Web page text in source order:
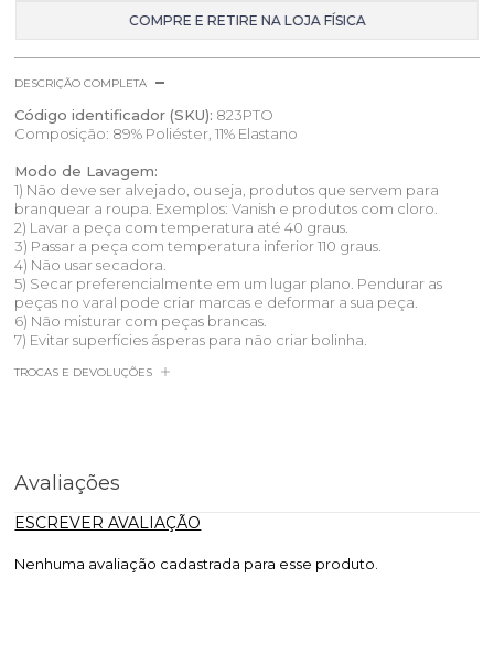
COMPRE E RETIRE NA LOJA FÍSICA
DESCRIÇÃO COMPLETA
Código identificador (SKU): 823PTO
Composição: 89% Poliéster, 11% Elastano
Modo de Lavagem:
1) Não deve ser alvejado, ou seja, produtos que servem para
branquear a roupa. Exemplos: Vanish e produtos com cloro.
2) Lavar a peça com temperatura até 40 graus.
3) Passar a peça com temperatura inferior 110 graus.
4) Não usar secadora.
5) Secar preferencialmente em um lugar plano. Pendurar as
peças no varal pode criar marcas e deformar a sua peça.
6) Não misturar com peças brancas.
7) Evitar superfícies ásperas para não criar bolinha.
TROCAS E DEVOLUÇÕES
Avaliações
ESCREVER AVALIAÇÃO
Nenhuma avaliação cadastrada para esse produto.